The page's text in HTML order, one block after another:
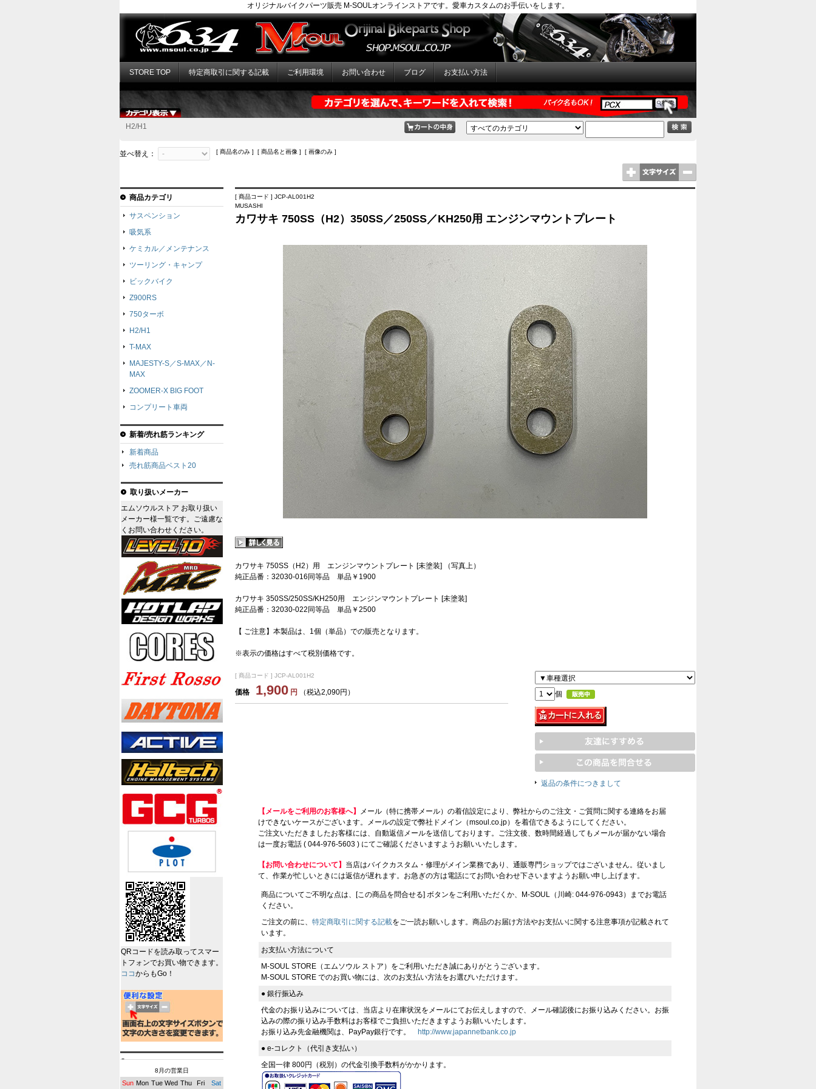
オリジナルバイクパーツ販売 M-SOULオンラインストアです。愛車カスタムのお手伝いをします。
STORE TOP 特定商取引に関する記載 ご利用環境 お問い合わせ ブログ お支払い方法
H2/H1
並べ替え： [ 商品名のみ ] [ 商品名と画像 ] [ 画像のみ ]
[ 商品コード ] JCP-AL001H2
MUSASHI
カワサキ 750SS（H2）350SS／250SS／KH250用 エンジンマウントプレート
カワサキ 750SS（H2）用 エンジンマウントプレート [未塗装] （写真上）
純正品番：32030-016同等品 単品￥1900
カワサキ 350SS/250SS/KH250用 エンジンマウントプレート [未塗装]
純正品番：32030-022同等品 単品￥2500
【 ご注意】本製品は、1個（単品）での販売となります。
※表示の価格はすべて税別価格です。
[ 商品コード ] JCP-AL001H2
価格 1,900 円 （税込2,090円） 個
返品の条件につきまして
【メールをご利用のお客様へ】
メール（特に携帯メール）の着信設定により、弊社からのご注文・ご質問に関する連絡をお届
けできないケースがございます。メールの設定で弊社ドメイン（msoul.co.jp）を着信できるようにしてください。
ご注文いただきましたお客様には、自動返信メールを送信しております。ご注文後、数時間経過してもメールが届かない場合
は一度お電話 ( 044-976-5603 ) にてご確認くださいますようお願いいたします。
【お問い合わせについて】 当店はバイクカスタム・修理がメイン業務であり、通販専門ショップではございません。従いまし
て、作業が忙しいときには返信が遅れます。お急ぎの方は電話にてお問い合わせ下さいますようお願い申し上げます。
商品についてご不明な点は、[この商品を問合せる] ボタンをご利用いただくか、M-SOUL（川崎: 044-976-0943）までお電話
ください。
ご注文の前に、 特定商取引に関する記載をご一読お願いします。商品のお届け方法やお支払いに関する注意事項が記載されて
います。
お支払い方法について
M-SOUL STORE（エムソウル ストア）をご利用いただき誠にありがとうございます。
M-SOUL STORE でのお買い物には、次のお支払い方法をお選びいただけます。
● 銀行振込み
代金のお振り込みについては、当店より在庫状況をメールにてお伝えしますので、メール確認後にお振り込みください。お振
込みの際の振り込み手数料はお客様でご負担いただきますようお願いいたします。
お振り込み先金融機関は、PayPay銀行です。
http://www.japannetbank.co.jp
● e-コレクト（代引き支払い）
全国一律 800円（税別）の代金引換手数料がかかります。
商品カテゴリ
サスペンション
吸気系
ケミカル／メンテナンス
ツーリング・キャンプ
ビックバイク
Z900RS
750ターボ
H2/H1
T-MAX
MAJESTY-S／S-MAX／N-
MAX
ZOOMER-X BIG FOOT
コンプリート車両
新着/売れ筋ランキング
新着商品
売れ筋商品ベスト20
取り扱いメーカー
エムソウルストア お取り扱い
メーカー様一覧です。ご遠慮な
くお問い合わせください。
QRコードを読み取ってスマー
トフォンでお買い物できます。
ココからもGo！
8月の営業日
Sun Mon Tue Wed Thu Fri Sat